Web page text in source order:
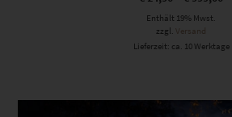
Enthält 19% Mwst.
zzgl. Versand
Lieferzeit: ca. 10 Werktage
Dieses Produkt weist mehrere Varianten auf. Die Optionen können auf der Produktseite gewählt werden